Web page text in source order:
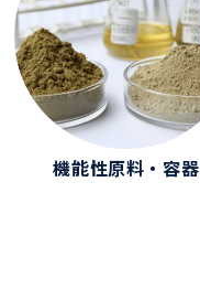
機能性原料・容器